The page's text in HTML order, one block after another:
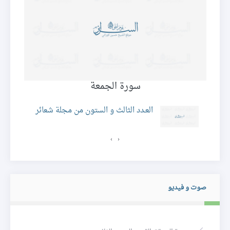
سورة الجمعة
العـدد الثالث و الستون من مجلة شعائر
‹
›
صوت و فيديو